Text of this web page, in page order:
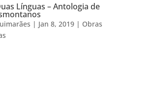
Línguas – Antologia de
| Jan 8, 2019| Obras